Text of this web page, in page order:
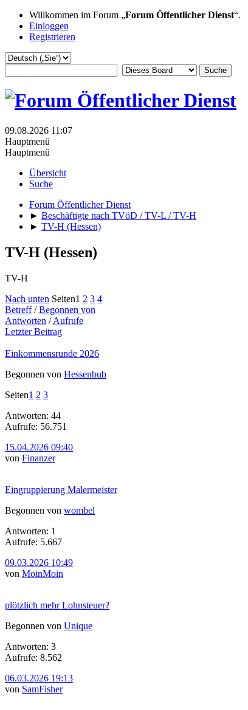
Willkommen im Forum „Forum Öffentlicher Dienst“.
Einloggen
Registrieren
09.08.2026 11:07
Hauptmenü
Hauptmenü
Übersicht
Suche
Forum Öffentlicher Dienst
► Beschäftigte nach TVöD / TV-L / TV-H
► TV-H (Hessen)
TV-H (Hessen)
TV-H
Nach unten Seiten1 2 3 4
Betreff/Begonnen von
Antworten /Aufrufe
Letzter Beitrag
Einkommensrunde 2026
Begonnen von Hessenbub
Seiten1 2 3
Antworten: 44
Aufrufe: 56.751
15.04.2026 09:40
von Finanzer
Eingruppierung Malermeister
Begonnen von wombel
Antworten: 1
Aufrufe: 5.667
09.03.2026 10:49
von MoinMoin
plötzlich mehr Lohnsteuer?
Begonnen von Unique
Antworten: 3
Aufrufe: 8.562
06.03.2026 19:13
von SamFisher